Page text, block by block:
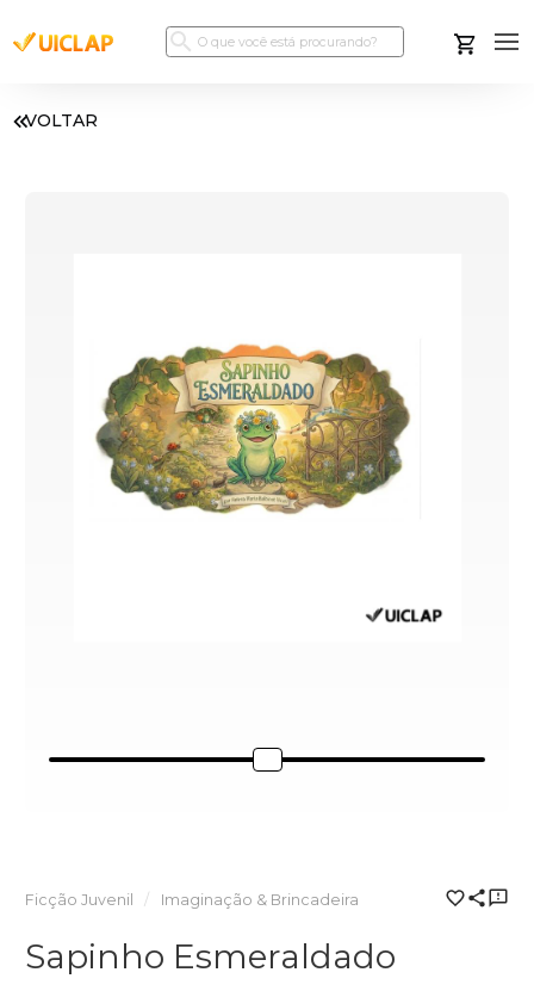
VOLTAR
Ficção Juvenil Imaginação & Brincadeira
Sapinho Esmeraldado